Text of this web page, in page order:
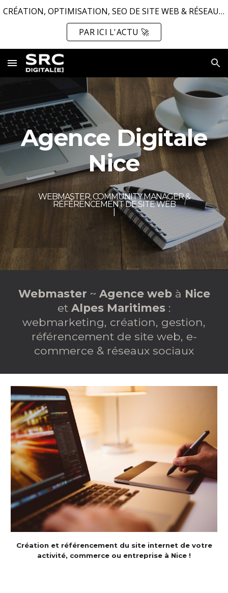
CRÉATION, OPTIMISATION, SEO DE SITE WEB & RÉSEAUX SOCIAUX ...
PAR ICI L'ACTU 🚀
Agence Digitale
Nice
WEBMASTER, COMMUNITY MANAGER &
RÉFÉRENCEMENT DE SITE WEB
Webmaster ~ Agence web à Nice
et Alpes Maritimes :
webmarketing, création, gestion,
référencement de site web, e-
commerce & réseaux sociaux
Création et référencement du site internet de votre
activité, commerce ou entreprise à Nice !